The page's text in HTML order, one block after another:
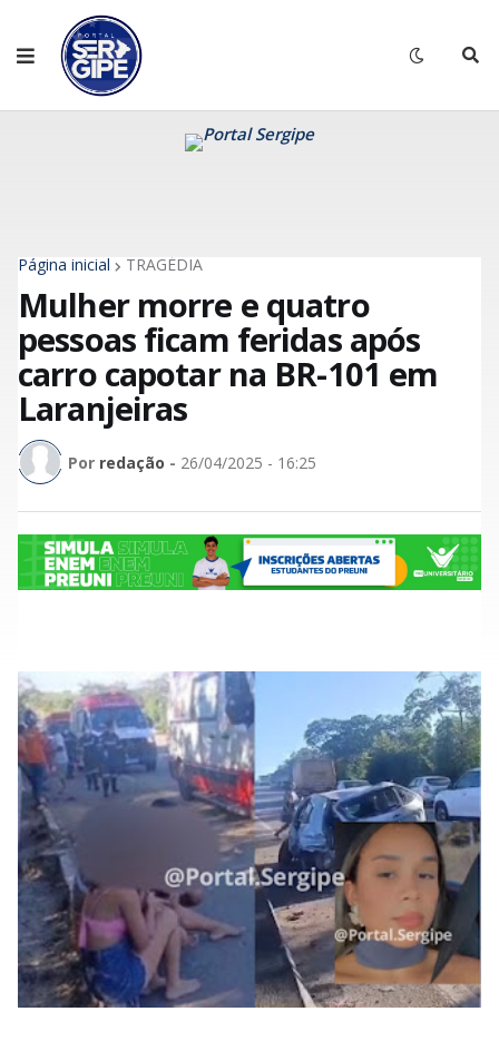
Página inicial TRAGÉDIA
Mulher morre e quatro
pessoas ficam feridas após
carro capotar na BR-101 em
Laranjeiras
Por redação - 26/04/2025 - 16:25